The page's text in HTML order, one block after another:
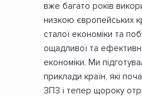
вже багато років
низкою європейських
сталої економіки та
ощадливої та
економіки. Ми
приклади країн, які
ЗПЗ і тепер щороку